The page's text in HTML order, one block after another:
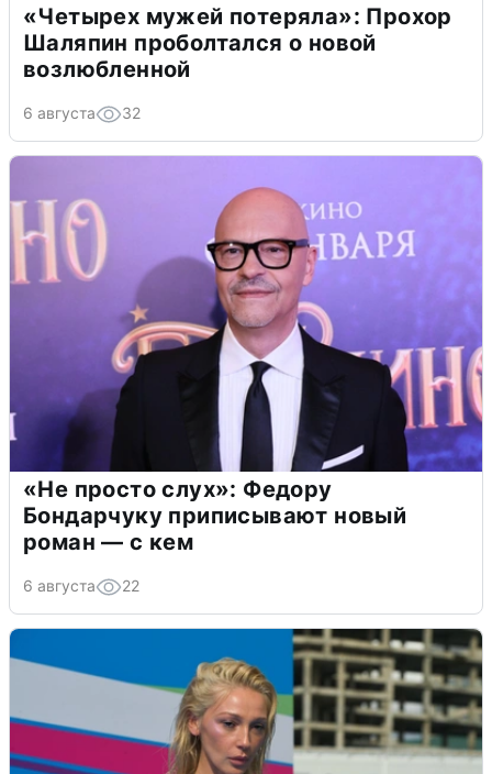
«Четырех мужей потеряла»: Прохор
Шаляпин проболтался о новой
возлюбленной
6 августа 32
«Не просто слух»: Федору
Бондарчуку приписывают новый
роман — с кем
6 августа 22